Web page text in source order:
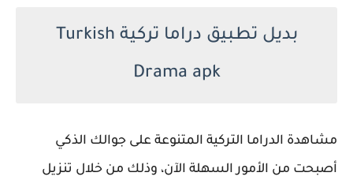
بديل تطبيق دراما تركية Turkish
Drama apk
مشاهدة الدراما التركية المتنوعة على جوالك الذكي
أصبحت من الأمور السهلة الآن، وذلك من خلال تنزيل